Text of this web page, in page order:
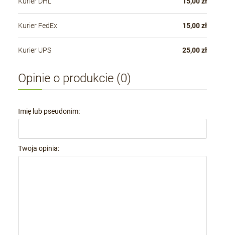
Kurier FedEx 15,00 zł
Kurier UPS 25,00 zł
Opinie o produkcie (0)
Imię lub pseudonim:
Twoja opinia: